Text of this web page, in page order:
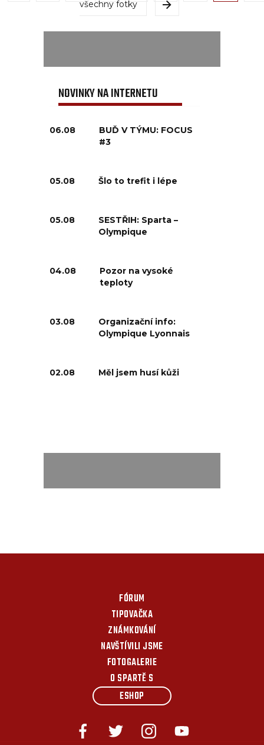
všechny fotky
NOVINKY NA INTERNETU
06.08
BUĎ V TÝMU: FOCUS
#3
05.08 Šlo to trefit i lépe
05.08
SESTŘIH: Sparta –
Olympique
04.08
Pozor na vysoké
teploty
03.08
Organizační info:
Olympique Lyonnais
02.08 Měl jsem husí kůži
FÓRUM
TIPOVAČKA
ZNÁMKOVÁNÍ
NAVŠTÍVILI JSME
FOTOGALERIE
O SPARTĚ S
ESHOP